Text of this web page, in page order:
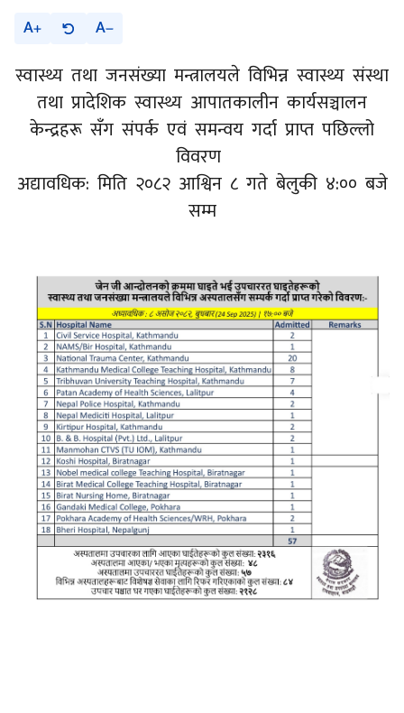
A A
स्वास्थ्य तथा जनसंख्या मन्त्रालयले विभिन्न स्वास्थ्य संस्था
तथा प्रादेशिक स्वास्थ्य आपातकालीन कार्यसञ्चालन
केन्द्रहरू सँग संपर्क एवं समन्वय गर्दा प्राप्त पछिल्लो
विवरण
अद्यावधिक: मिति २०८२ आश्विन ८ गते बेलुकी ४:०० बजे
सम्म